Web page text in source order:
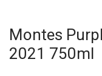
Montes
2021 750ml